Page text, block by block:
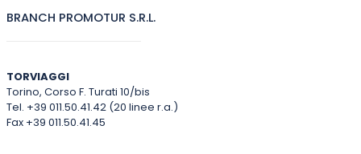
BRANCH PROMOTUR S.R.L.
TORVIAGGI
Torino, Corso F. Turati 10/bis
Tel. +39 011.50.41.42 (20 linee r.a.)
Fax +39 011.50.41.45